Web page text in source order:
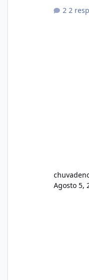
2
Agosto 5,